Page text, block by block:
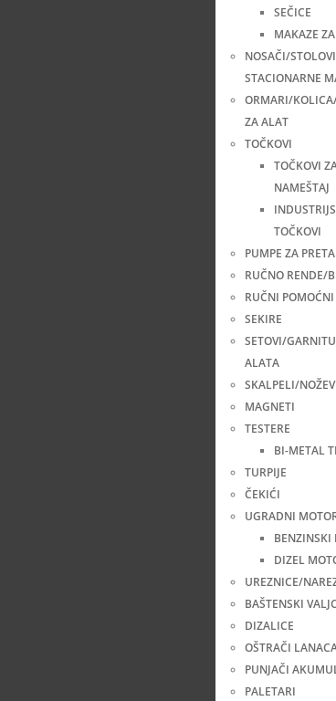
SEČICE
MAKAZE
NOSAČI/
STACIONARNE
ORMARI/
ZA ALAT
TOČKOVI
TOČKOVI
NAMEŠTAJ
TOČKOVI
PUMPE ZA
RUČNO RENDE/
RUČNI
SEKIRE
SETOVI/
ALATA
SKALPELI/
MAGNETI
TESTERE
BI-METAL
TURPIJE
ČEKIĆI
UGRADNI
BENZINSKI
DIZEL
UREZNICE/
BAŠTENSKI
DIZALICE
OŠTRAČI
PUNJAČI
PALETARI